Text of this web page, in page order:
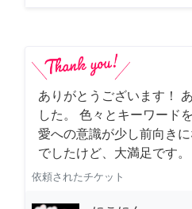
ありがとうございます！
した。 色々とキーワード
愛への意識が少し前向き
でしたけど、大満足です。
依頼されたチケット